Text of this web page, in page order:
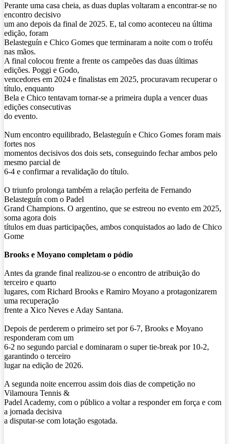
Perante uma casa cheia, as duas duplas voltaram a encontrar-se no
encontro decisivo
um ano depois da final de 2025. E, tal como aconteceu na última
edição, foram
Belasteguín e Chico Gomes que terminaram a noite com o troféu
nas mãos.
A final colocou frente a frente os campeões das duas últimas
edições. Poggi e Godo,
vencedores em 2024 e finalistas em 2025, procuravam recuperar o
título, enquanto
Bela e Chico tentavam tornar-se a primeira dupla a vencer duas
edições consecutivas
do evento.
Num encontro equilibrado, Belasteguín e Chico Gomes foram mais
fortes nos
momentos decisivos dos dois sets, conseguindo fechar ambos pelo
mesmo parcial de
6-4 e confirmar a revalidação do título.
O triunfo prolonga também a relação perfeita de Fernando
Belasteguín com o Padel
Grand Champions. O argentino, que se estreou no evento em 2025,
soma agora dois
títulos em duas participações, ambos conquistados ao lado de Chico
Gome
Brooks e Moyano completam o pódio
Antes da grande final realizou-se o encontro de atribuição do
terceiro e quarto
lugares, com Richard Brooks e Ramiro Moyano a protagonizarem
uma recuperação
frente a Xico Neves e Aday Santana.
Depois de perderem o primeiro set por 6-7, Brooks e Moyano
responderam com um
6-2 no segundo parcial e dominaram o super tie-break por 10-2,
garantindo o terceiro
lugar na edição de 2026.
A segunda noite encerrou assim dois dias de competição no
Vilamoura Tennis &
Padel Academy, com o público a voltar a responder em força e com
a jornada decisiva
a disputar-se com lotação esgotada.